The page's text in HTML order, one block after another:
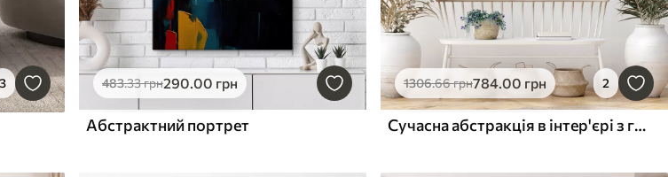
3 483.33грн290.00 грн
Абстрактний портрет
1306.66грн784.00 грн 2
Сучасна абстракція в інтер'єрі з графічними акцентами та квітковими мотивами